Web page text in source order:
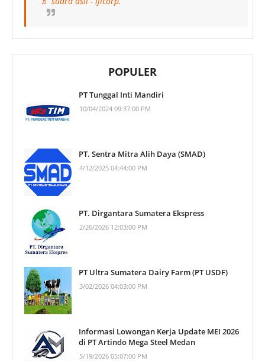
POPULER
PT Tunggal Inti Mandiri
10/04/2024 09:37:00 PM
PT. Sentra Mitra Alih Daya (SMAD)
4/12/2025 04:44:00 PM
PT. Dirgantara Sumatera Ekspress
2/26/2026 12:03:00 PM
PT Ultra Sumatera Dairy Farm (PT USDF)
3/02/2026 04:03:00 PM
Informasi Lowongan Kerja Update MEI 2026
di PT Artindo Mega Steel Medan
5/19/2026 05:07:00 PM